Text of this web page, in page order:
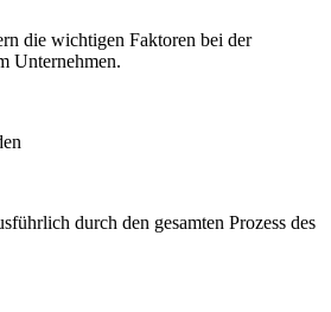
die wichtigen Faktoren bei der
Unternehmen.
durch den gesamten Prozess des